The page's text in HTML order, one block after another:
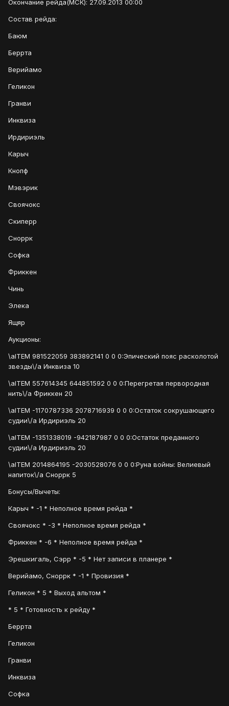
Окончание рейда(МСК): 27.09.2013 00:00
Состав рейда:
Баюм
Беррта
Верийамо
Геликон
Гранви
Инквиза
Ирдириэль
Карыч
Кнопф
Мэвэрик
Своячокс
Скиперр
Сноррк
Софка
Фриккен
Чинь
Элека
Ящяр
Аукционы:
\aITEM 981522059 383892141 0 0 0:Эпический пояс расколотой
звезды\/a Инквиза 10
\aITEM 557614345 644851592 0 0 0:Перегретая первородная
нить\/a Фриккен 20
\aITEM -1170787336 2078716939 0 0 0:Остаток сокрушающего
судии\/a Ирдириэль 20
\aITEM -1351338019 -942187987 0 0 0:Остаток преданного
судии\/a Ирдириэль 20
\aITEM 2014864195 -2030528076 0 0 0:Руна войны: Велиевый
напиток\/a Сноррк 5
Бонусы/Вычеты:
Карыч * -1 * Неполное время рейда *
Своячокс * -3 * Неполное время рейда *
Фриккен * -6 * Неполное время рейда *
Эрешкигаль, Сэрр * -5 * Нет записи в планере *
Верийамо, Сноррк * -1 * Провизия *
Геликон * 5 * Выход альтом *
* 5 * Готовность к рейду *
Беррта
Геликон
Гранви
Инквиза
Софка